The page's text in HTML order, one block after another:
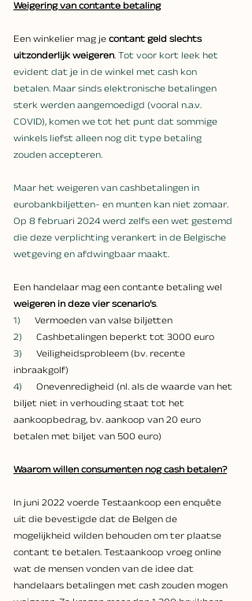
Weigering van contante betaling
Een winkelier mag je contant geld slechts
uitzonderlijk weigeren. Tot voor kort leek het
evident dat je in de winkel met cash kon
betalen. Maar sinds elektronische betalingen
sterk werden aangemoedigd (vooral n.a.v.
COVID), komen we tot het punt dat sommige
winkels liefst alleen nog dit type betaling
zouden accepteren.
Maar het weigeren van cashbetalingen in
eurobankbiljetten- en munten kan niet zomaar.
Op 8 februari 2024 werd zelfs een wet gestemd
die deze verplichting verankert in de Belgische
wetgeving en afdwingbaar maakt.
Een handelaar mag een contante betaling wel
weigeren in deze vier scenario’s.
1) Vermoeden van valse biljetten
2) Cashbetalingen beperkt tot 3000 euro
3) Veiligheidsprobleem (bv. recente
inbraakgolf)
4) Onevenredigheid (nl. als de waarde van het
biljet niet in verhouding staat tot het
aankoopbedrag, bv. aankoop van 20 euro
betalen met biljet van 500 euro)
Waarom willen consumenten nog cash betalen?
In juni 2022 voerde Testaankoop een enquête
uit die bevestigde dat de Belgen de
mogelijkheid wilden behouden om ter plaatse
contant te betalen. Testaankoop vroeg online
wat de mensen vonden van de idee dat
handelaars betalingen met cash zouden mogen